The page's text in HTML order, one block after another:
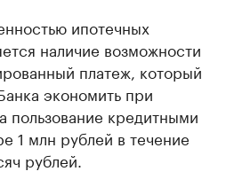
ипотечных
наличие возможности
платеж, который
экономить при
пользование кредитными
1 млн рублей в течение
рублей.